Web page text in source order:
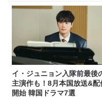
イ・ジュニョン入隊前最後
主演作も！8月本国放送&配
開始 韓国ドラマ7選